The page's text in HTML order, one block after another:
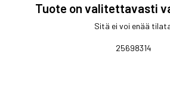
Tuote on valitettavasti
Sitä ei voi enää
25698314